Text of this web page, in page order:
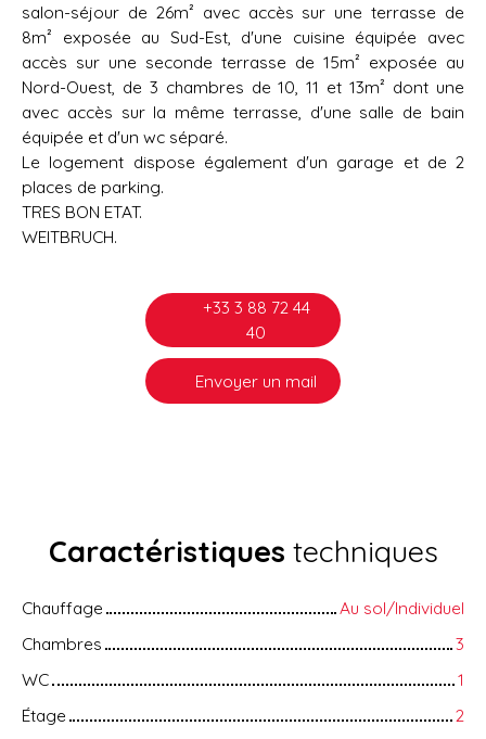
salon-séjour de 26m² avec accès sur une terrasse de
8m² exposée au Sud-Est, d'une cuisine équipée avec
accès sur une seconde terrasse de 15m² exposée au
Nord-Ouest, de 3 chambres de 10, 11 et 13m² dont une
avec accès sur la même terrasse, d'une salle de bain
équipée et d'un wc séparé.
Le logement dispose également d'un garage et de 2
places de parking.
TRES BON ETAT.
WEITBRUCH.
+33 3 88 72 44
40
Envoyer un mail
Caractéristiques techniques
Chauffage
Au sol/Individuel
Chambres
3
WC
1
Étage
2